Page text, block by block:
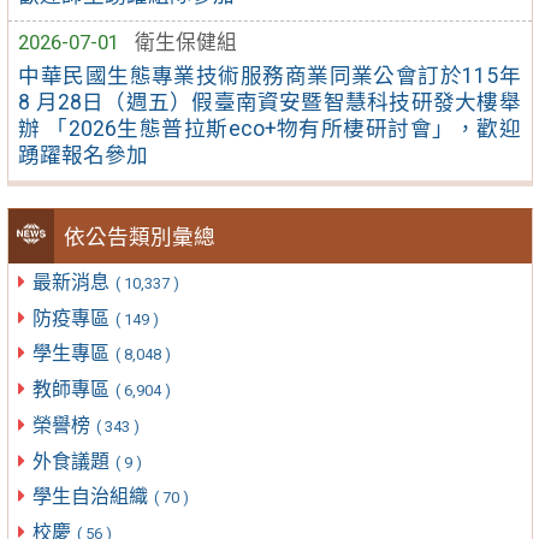
2026-07-01
衛生保健組
中華民國生態專業技術服務商業同業公會訂於115年
8 月28日（週五）假臺南資安暨智慧科技研發大樓舉
辦 「2026生態普拉斯eco+物有所棲研討會」，歡迎
踴躍報名參加
依公告類別彙總
最新消息 ( 10,337 )
防疫專區 ( 149 )
學生專區 ( 8,048 )
教師專區 ( 6,904 )
榮譽榜 ( 343 )
外食議題 ( 9 )
學生自治組織 ( 70 )
校慶 ( 56 )